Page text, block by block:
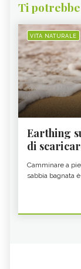
Ti
VITA NATURALE
Earthing
di
Camminare a
sabbia bagnata